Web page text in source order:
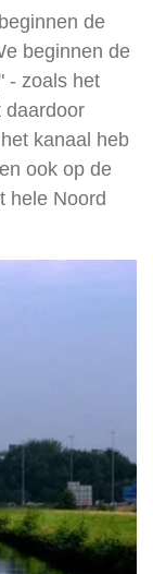
de
beginnen de
- zoals het
daardoor
kanaal heb
en ook op de
hele Noord